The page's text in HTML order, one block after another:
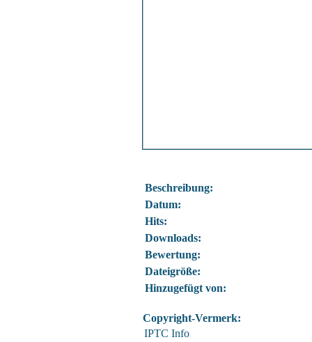
Beschreibung:
Datum:
Hits:
Downloads:
Bewertung:
Dateigröße:
Hinzugefügt von:
Copyright-Vermerk:
IPTC Info